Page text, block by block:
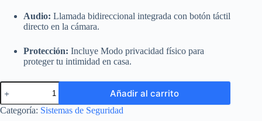
Audio: Llamada bidireccional integrada con botón táctil
directo en la cámara.
Protección: Incluye Modo privacidad físico para
proteger tu intimidad en casa.
EZVIZ
H6c
PRO
(4K
Añadir al carrito
Categoría: Sistemas de Seguridad